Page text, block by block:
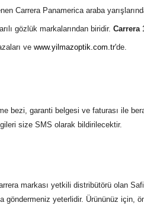
Carrera Panamerica araba
gözlük markalarından biridir. Carrera
ve www.yilmazoptik.com.tr'de.
bezi, garanti belgesi ve faturası ile
size SMS olarak bildirilecektir.
markası yetkili distribütörü olan
göndermeniz yeterlidir. Ürününüz için,